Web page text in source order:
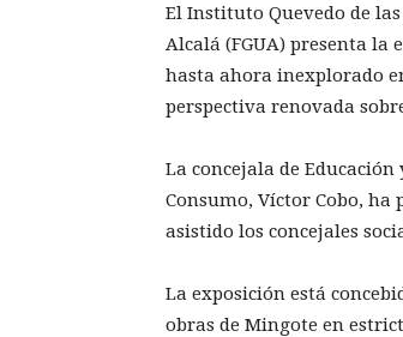
El Instituto Quevedo de
Alcalá (FGUA) presenta la
hasta ahora inexplorado
perspectiva renovada
La concejala de
Consumo, Víctor Cobo,
asistido los concejales
La exposición está
obras de Mingote en